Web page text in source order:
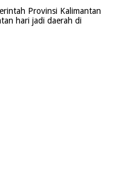
Provinsi Kalimantan
hari jadi daerah di